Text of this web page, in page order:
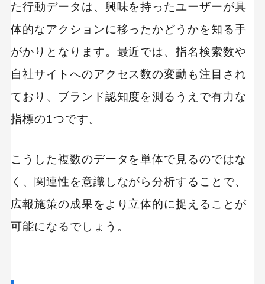
た行動データは、興味を持ったユーザーが具
体的なアクションに移ったかどうかを知る手
がかりとなります。最近では、指名検索数や
自社サイトへのアクセス数の変動も注目され
ており、ブランド認知度を測るうえで有力な
指標の1つです。
こうした複数のデータを単体で見るのではな
く、関連性を意識しながら分析することで、
広報施策の成果をより立体的に捉えることが
可能になるでしょう。